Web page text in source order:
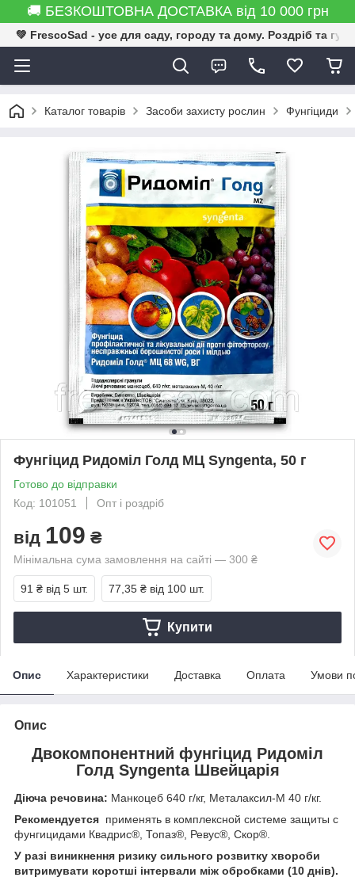
🚚 БЕЗКОШТОВНА ДОСТАВКА від 10 000 грн
💚 FrescoSad - усе для саду, городу та дому. Роздріб та
Каталог товарів Засоби захисту рослин Фунгіциди
Фунгіцид Ридоміл Голд МЦ Syngenta, 50 г
Готово до відправки
Код: 101051
Опт і роздріб
від 109 ₴
Мінімальна сума замовлення на сайті — 300 ₴
91 ₴ від 5 шт. 77,35 ₴ від 100 шт.
Купити
Опис Характеристики Доставка Оплата Умови
Опис
Двокомпонентний фунгіцид Ридоміл
Голд Syngenta Швейцарія
Діюча речовина: Манкоцеб 640 г/кг, Металаксил-М 40 г/кг.
Рекомендуется применять в комплексной системе защиты с
фунгицидами Квадрис®, Топаз®, Ревус®, Скор®.
У разі виникнення ризику сильного розвитку хвороби
витримувати коротші інтервали між обробками (10 днів).